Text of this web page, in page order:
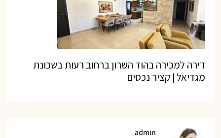
דירה למכירה בהוד השרון ברחוב רעות בשכונת
מגדיאל | קציר נכסים
admin